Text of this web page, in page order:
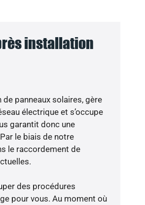
installation
panneaux solaires, gère
électrique et s’occupe
garantit donc une
le biais de notre
le raccordement de
des procédures
pour vous. Au moment où